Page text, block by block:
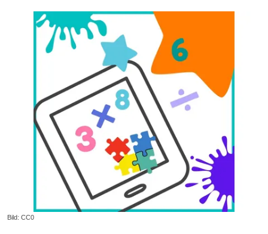
Bild: CC0